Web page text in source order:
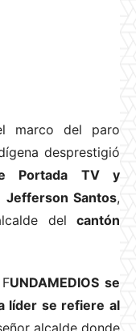
marco del paro
desprestigió
Portada TV y
Jefferson Santos,
del cantón
UNDAMEDIOS se
líder se refiere al